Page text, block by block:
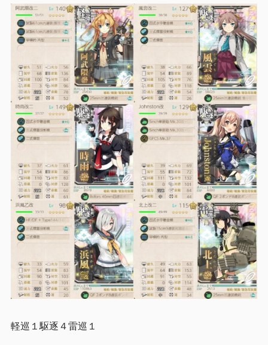
軽巡１駆逐４雷巡１